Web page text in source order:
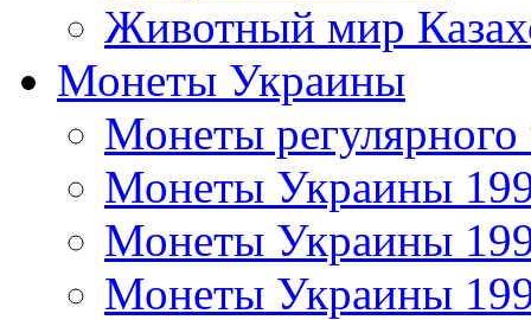
Животный мир
Монеты Украины
Монеты регулярного
Монеты Украины
Монеты Украины
Монеты Украины